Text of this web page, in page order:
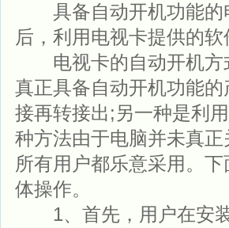
具备自动开机功能的
后，利用电视卡提供的
电视卡的自动开机方
真正具备自动开机功能
接再转接出;另一种是利
种方法由于电脑并未真
所有用户都乐意采用。
体操作。
1、首先，用户在安装